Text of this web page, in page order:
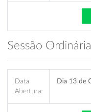
Sessão
Data
Abertura:
Dia 13 de